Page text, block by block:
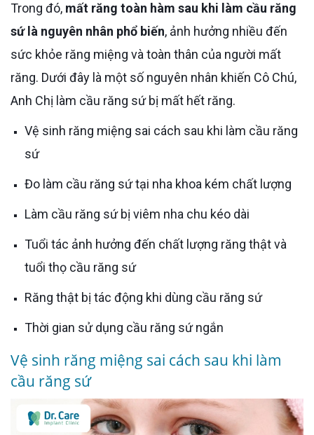
Trong đó, mất răng toàn hàm sau khi làm cầu răng
sứ là nguyên nhân phổ biến, ảnh hưởng nhiều đến
sức khỏe răng miệng và toàn thân của người mất
răng. Dưới đây là một số nguyên nhân khiến Cô Chú,
Anh Chị làm cầu răng sứ bị mất hết răng.
Vệ sinh răng miệng sai cách sau khi làm cầu răng
sứ
Đo làm cầu răng sứ tại nha khoa kém chất lượng
Làm cầu răng sứ bị viêm nha chu kéo dài
Tuổi tác ảnh hưởng đến chất lượng răng thật và
tuổi thọ cầu răng sứ
Răng thật bị tác động khi dùng cầu răng sứ
Thời gian sử dụng cầu răng sứ ngắn
Vệ sinh răng miệng sai cách sau khi làm
cầu răng sứ